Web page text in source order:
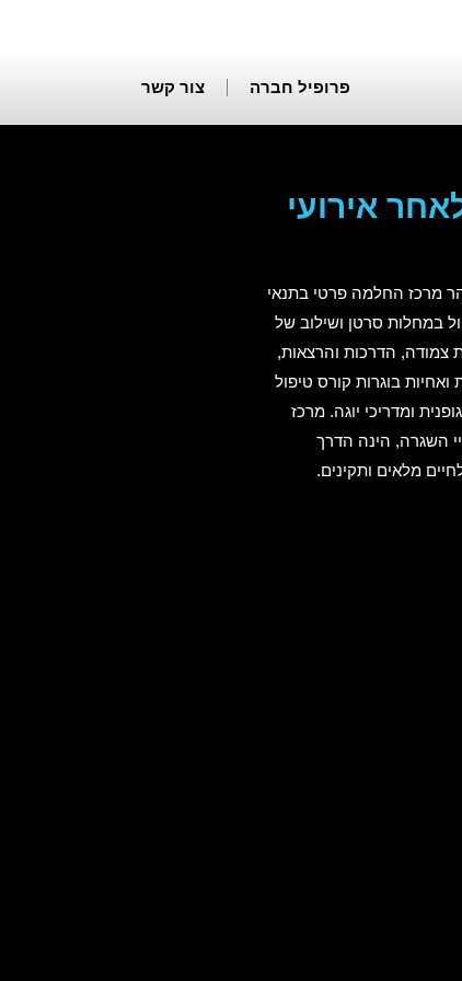
פרופיל חברה צור קשר
אירועי
מרכז החלמה פרטי בתנאי
במחלות סרטן ושילוב של
צמודה, הדרכות והרצאות,
ואחיות בוגרות קורס טיפול
ומדריכי יוגה. מרכז
השגרה, הינה הדרך
מלאים ותקינים.